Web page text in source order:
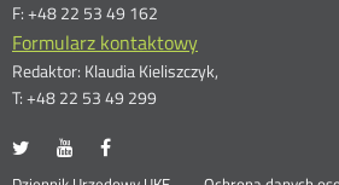
F: +48 22 53 49 162
Formularz kontaktowy
Redaktor: Klaudia Kieliszczyk,
T: +48 22 53 49 299
UKE
OtwórzUKE
Otwórz